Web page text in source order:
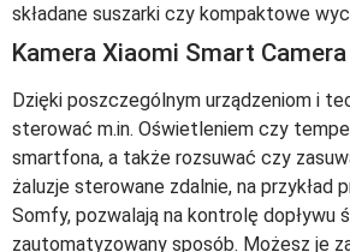
składane suszarki czy kompaktowe
Kamera Xiaomi Smart
Dzięki poszczególnym urządzeniom i
sterować m.in. Oświetleniem czy
smartfona, a także rozsuwać czy
żaluzje sterowane zdalnie, na przykład
Somfy, pozwalają na kontrolę dopływu
zautomatyzowany sposób. Możesz je